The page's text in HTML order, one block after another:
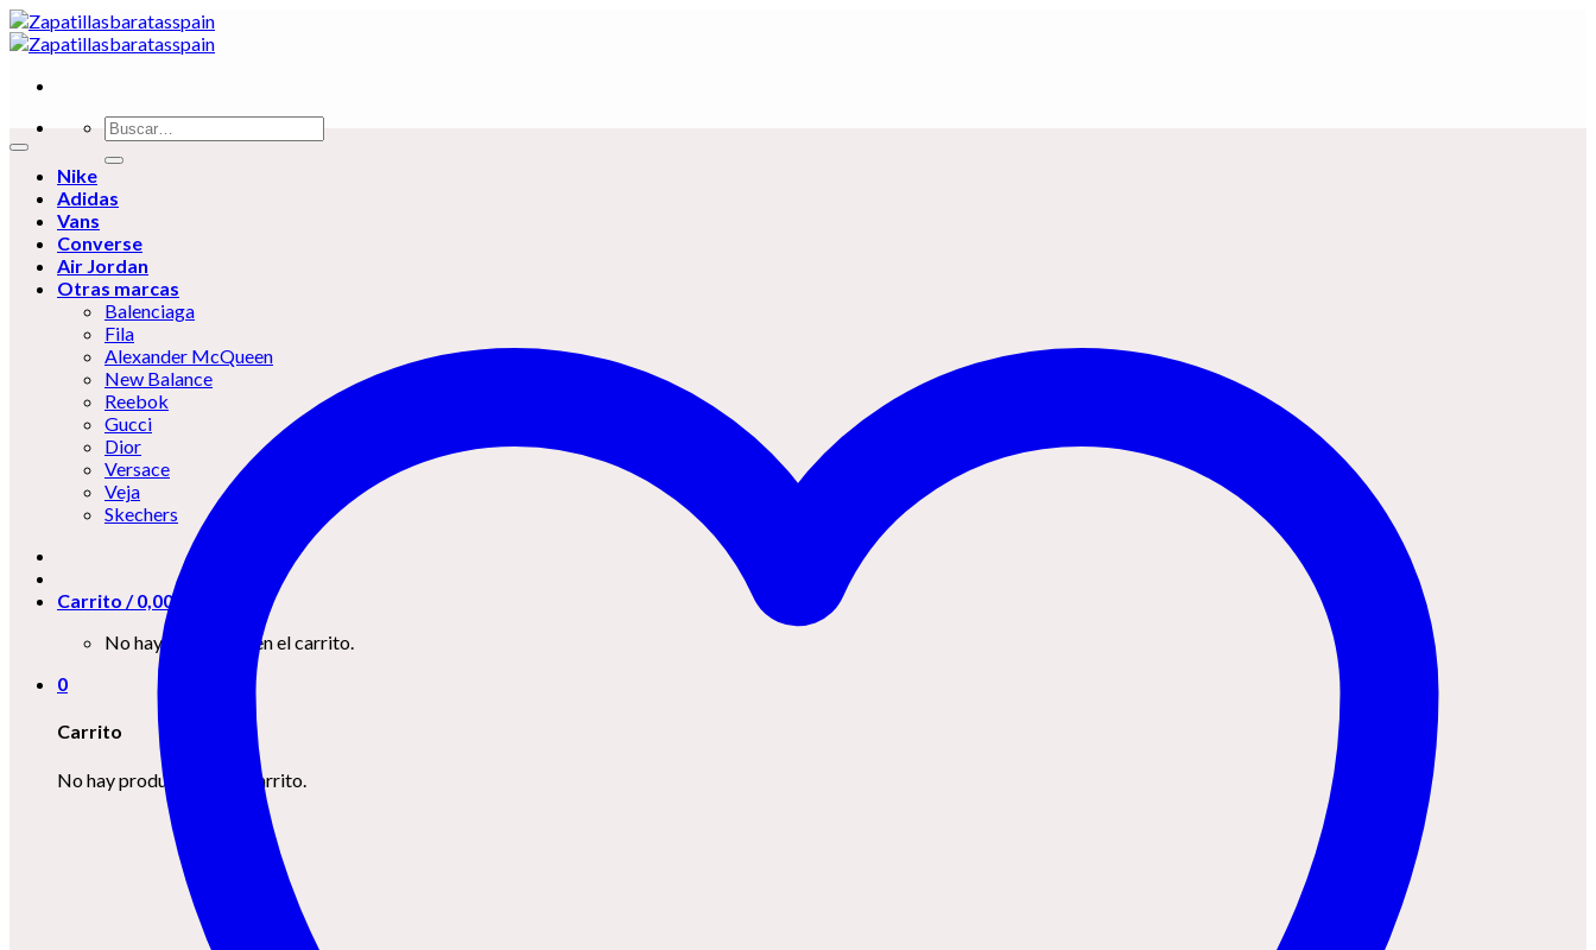
Skip
to
Buscar
por:
Nike
Adidas
Vans
Converse
Air Jordan
Otras marcas
Balenciaga
Fila
Alexander McQueen
New Balance
Reebok
Gucci
Dior
Versace
Veja
Skechers
Carrito /0,00
No hay productos en el carrito.
0
Carrito
No hay productos en el carrito.